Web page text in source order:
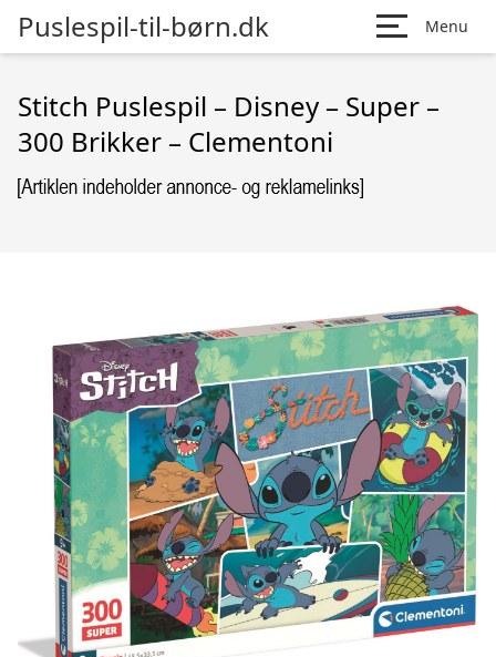
Puslespil-til-børn.dk Menu
Stitch Puslespil – Disney – Super –
300 Brikker – Clementoni